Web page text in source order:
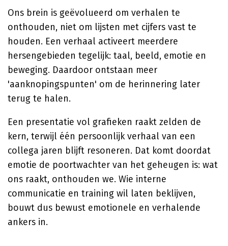
Ons brein is geëvolueerd om verhalen te
onthouden, niet om lijsten met cijfers vast te
houden. Een verhaal activeert meerdere
hersengebieden tegelijk: taal, beeld, emotie en
beweging. Daardoor ontstaan meer
'aanknopingspunten' om de herinnering later
terug te halen.
Een presentatie vol grafieken raakt zelden de
kern, terwijl één persoonlijk verhaal van een
collega jaren blijft resoneren. Dat komt doordat
emotie de poortwachter van het geheugen is: wat
ons raakt, onthouden we. Wie interne
communicatie en training wil laten beklijven,
bouwt dus bewust emotionele en verhalende
ankers in.